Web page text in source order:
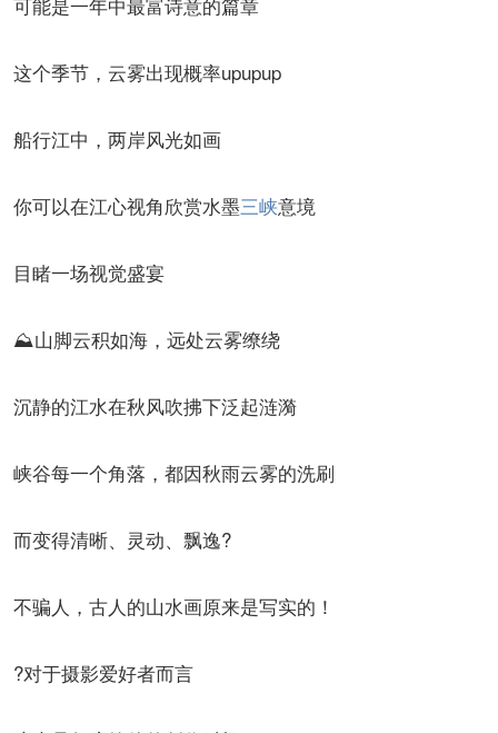
这个季节，云雾出现概率upupup
船行江中，两岸风光如画
你可以在江心视角欣赏水墨三峡意境
目睹一场视觉盛宴
⛰山脚云积如海，远处云雾缭绕
沉静的江水在秋风吹拂下泛起涟漪
峡谷每一个角落，都因秋雨云雾的洗刷
而变得清晰、灵动、飘逸?
不骗人，古人的山水画原来是写实的！
?对于摄影爱好者而言